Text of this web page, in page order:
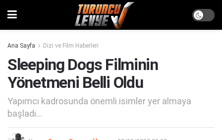
Ana Sayfa Dizi ve Film Haberleri
Sleeping Dogs Filminin
Yönetmeni Belli Oldu
Yapımcı kadrosunda önemli isimler yer almaya
başladı...